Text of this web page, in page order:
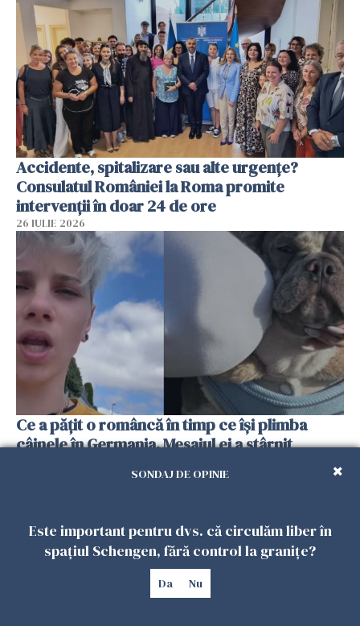
Accidente, spitalizare sau alte urgențe?
Consulatul României la Roma promite
intervenții în doar 24 de ore
26 IULIE 2026
Ce a pățit o româncă în timp ce își plimba
câinele în Germania. Mesajul ei a stârnit
SONDAJ DE OPINIE
Este important pentru dvs. că circulăm liber în
spațiul Schengen, fără control la granițe?
Da Nu